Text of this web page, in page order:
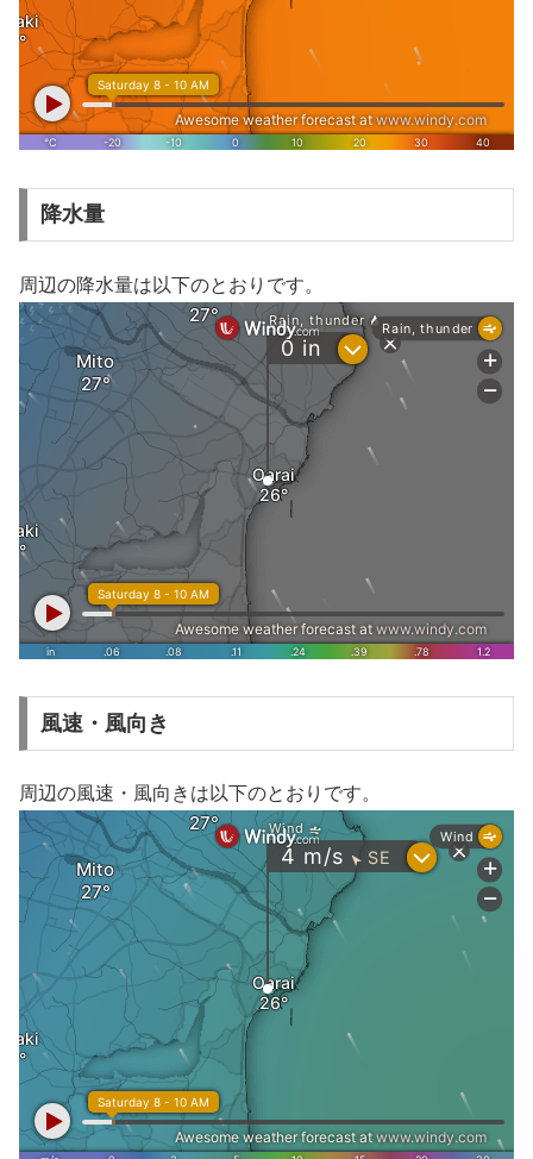
降水量
周辺の降水量は以下のとおりです。
風速・風向き
周辺の風速・風向きは以下のとおりです。